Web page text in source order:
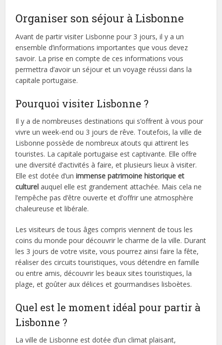
Organiser son séjour à Lisbonne
Avant de partir visiter Lisbonne pour 3 jours, il y a un
ensemble d’informations importantes que vous devez
savoir. La prise en compte de ces informations vous
permettra d’avoir un séjour et un voyage réussi dans la
capitale portugaise.
Pourquoi visiter Lisbonne ?
Il y a de nombreuses destinations qui s’offrent à vous pour
vivre un week-end ou 3 jours de rêve. Toutefois, la ville de
Lisbonne possède de nombreux atouts qui attirent les
touristes. La capitale portugaise est captivante. Elle offre
une diversité d’activités à faire, et plusieurs lieux à visiter.
Elle est dotée d’unimmense patrimoine historique et
culturelauquel elle est grandement attachée. Mais cela ne
l’empêche pas d’être ouverte et d’offrir une atmosphère
chaleureuse et libérale.
Les visiteurs de tous âges compris viennent de tous les
coins du monde pour découvrir le charme de la ville. Durant
les 3 jours de votre visite, vous pourrez ainsi faire la fête,
réaliser des circuits touristiques, vous détendre en famille
ou entre amis, découvrir les beaux sites touristiques, la
plage, et goûter aux délices et gourmandises lisboètes.
Quel est le moment idéal pour partir à
Lisbonne ?
La ville de Lisbonne est dotée d’un climat plaisant,